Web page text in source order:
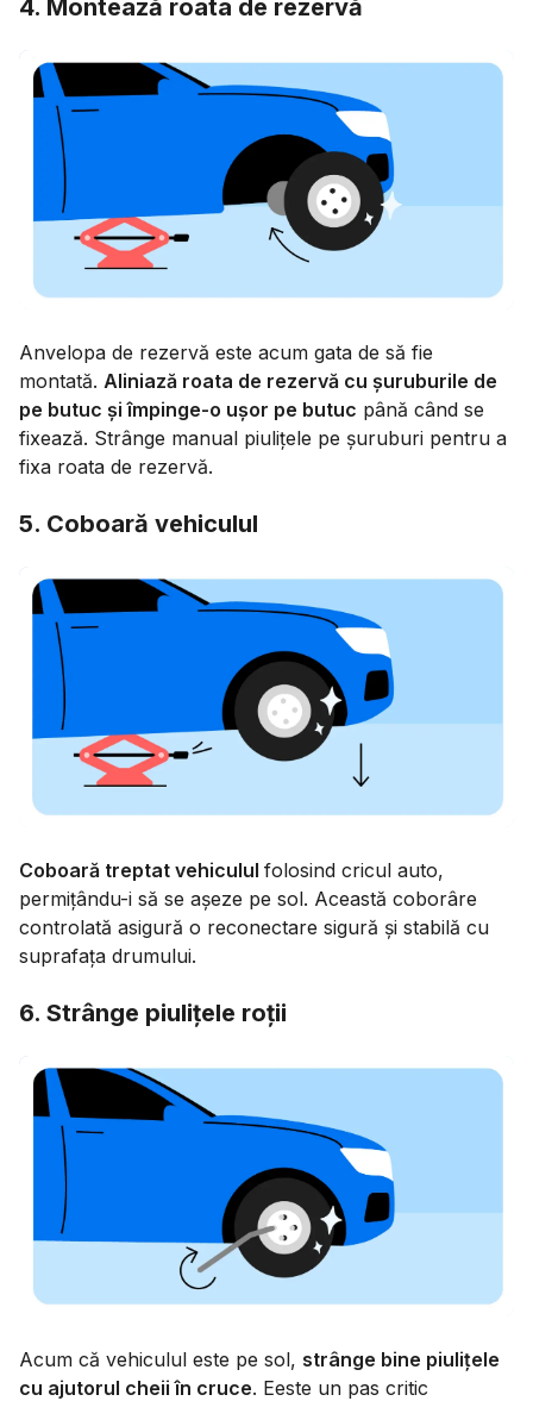
4. Montează roata de rezervă
Anvelopa de rezervă este acum gata de să fie
montată. Aliniază roata de rezervă cu șuruburile de
pe butuc și împinge-o ușor pe butuc până când se
fixează. Strânge manual piulițele pe șuruburi pentru a
fixa roata de rezervă.
5. Coboară vehiculul
Coboară treptat vehiculul folosind cricul auto,
permițându-i să se așeze pe sol. Această coborâre
controlată asigură o reconectare sigură și stabilă cu
suprafața drumului.
6. Strânge piulițele roții
Acum că vehiculul este pe sol, strânge bine piulițele
cu ajutorul cheii în cruce. Eeste un pas critic